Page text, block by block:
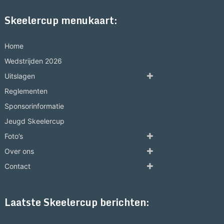
Skeelercup menukaart:
Home
Wedstrijden 2026
Uitslagen
Reglementen
Sponsorinformatie
Jeugd Skeelercup
Foto’s
Over ons
Contact
Laatste Skeelercup berichten: